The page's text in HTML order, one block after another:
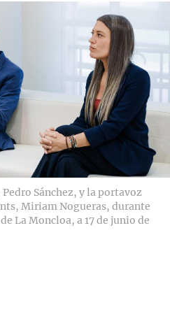
Sánchez, y la portavoz
Miriam Nogueras, durante
La Moncloa, a 17 de junio de